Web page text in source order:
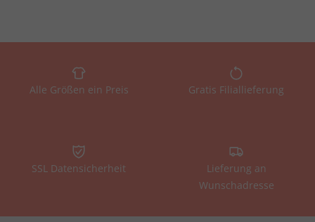
Alle Größen ein Preis Gratis Filiallieferung
SSL Datensicherheit
Lieferung an
Wunschadresse